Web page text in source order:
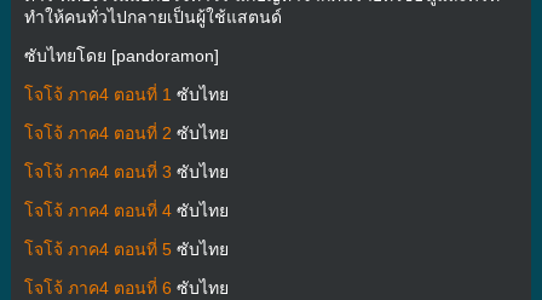
ทำให้คนทั่วไปกลายเป็นผู้ใช้แสตนด์
ซับไทยโดย [pandoramon]
โจโจ้ ภาค4 ตอนที่ 1 ซับไทย
โจโจ้ ภาค4 ตอนที่ 2 ซับไทย
โจโจ้ ภาค4 ตอนที่ 3 ซับไทย
โจโจ้ ภาค4 ตอนที่ 4ซับไทย
โจโจ้ ภาค4 ตอนที่ 5ซับไทย
โจโจ้ ภาค4 ตอนที่ 6 ซับไทย